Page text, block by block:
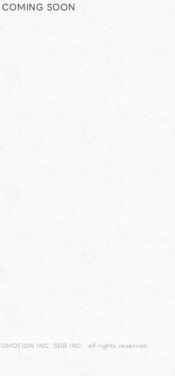
COMING SOON
INC. SDR INC. all rights reserved.